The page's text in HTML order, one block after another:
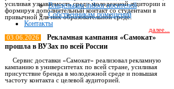
Владельцам indoor носителей
Собственникам помещений
Контакты
усиливая узнаваемость среди молодежной аудитории и
формируя дополнительный контакт со студентами в
привычной для них образовательной среде.
далее...
03.06.2026
Рекламная кампания «Самокат»
прошла в ВУЗах по всей России
Сервис доставки «Самокат» реализовал рекламную
кампанию в университетах по всей стране, усиливая
присутствие бренда в молодежной среде и повышая
частоту контакта с целевой аудиторией.